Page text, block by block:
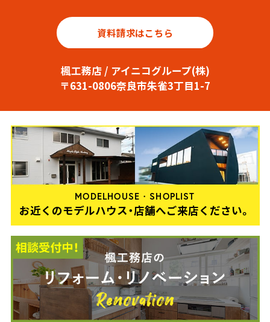
資料請求はこちら
楓工務店 / アイニコグループ(株)
〒631-0806奈良市朱雀3丁目1-7
MODELHOUSE・SHOPLIST
お近くのモデルハウス・店舗へご来店ください。